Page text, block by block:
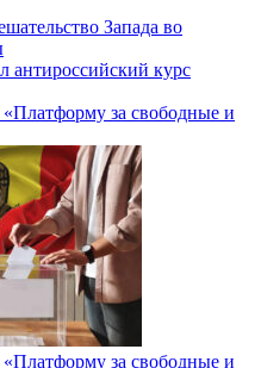
антироссийский курс
за свободные и
за свободные и